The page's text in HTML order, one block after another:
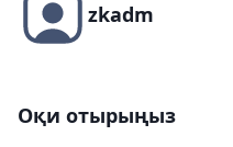
zkadm
Оқи отырыңыз